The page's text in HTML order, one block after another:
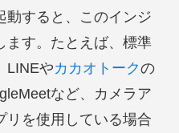
動すると、このインジ
ます。たとえば、標準
LINEやカカオトークの
など、カメラア
リを使用している場合